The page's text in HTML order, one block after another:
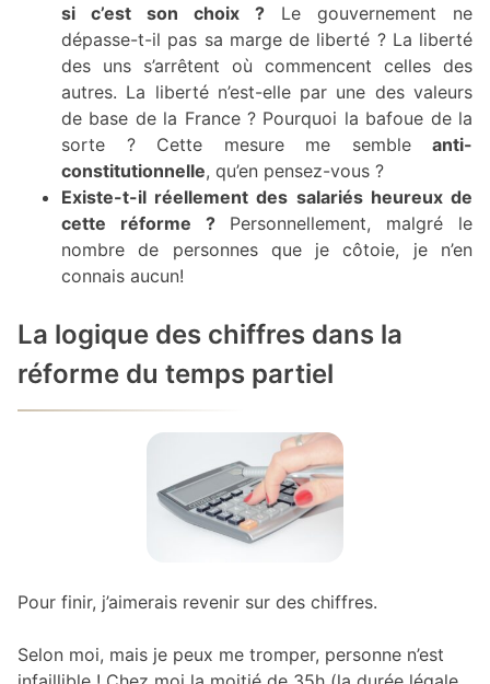
si c’est son choix ? Le gouvernement ne
dépasse-t-il pas sa marge de liberté ? La liberté
des uns s’arrêtent où commencent celles des
autres. La liberté n’est-elle par une des valeurs
de base de la France ? Pourquoi la bafoue de la
sorte ? Cette mesure me semble anti-
constitutionnelle, qu’en pensez-vous ?
Existe-t-il réellement des salariés heureux de
cette réforme ?Personnellement, malgré le
nombre de personnes que je côtoie, je n’en
connais aucun!
La logique des chiffres dans la
réforme du temps partiel
Pour finir, j’aimerais revenir sur des chiffres.
Selon moi, mais je peux me tromper, personne n’est